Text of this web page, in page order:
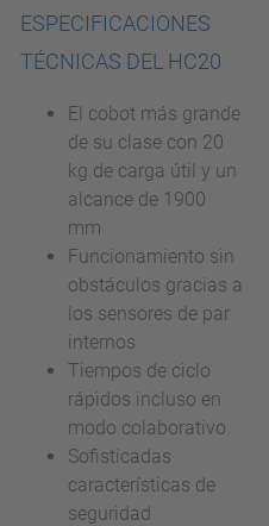
ESPECIFICACIONES
TÉCNICAS DEL HC20
El cobot más grande
de su clase con 20
kg de carga útil y un
alcance de 1900
mm
Funcionamiento sin
obstáculos gracias a
los sensores de par
internos
Tiempos de ciclo
rápidos incluso en
modo colaborativo
Sofisticadas
características de
seguridad